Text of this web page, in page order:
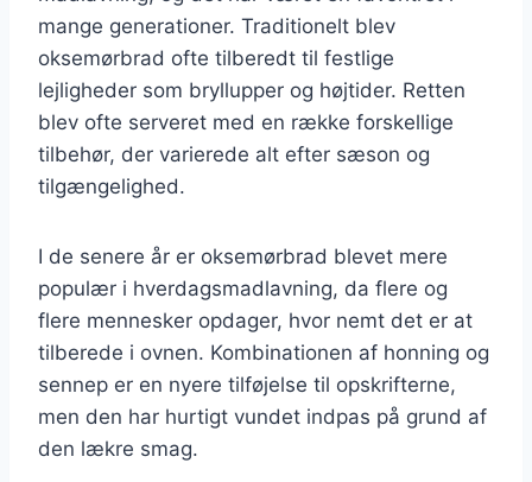
mange generationer. Traditionelt blev
oksemørbrad ofte tilberedt til festlige
lejligheder som bryllupper og højtider. Retten
blev ofte serveret med en række forskellige
tilbehør, der varierede alt efter sæson og
tilgængelighed.
I de senere år er oksemørbrad blevet mere
populær i hverdagsmadlavning, da flere og
flere mennesker opdager, hvor nemt det er at
tilberede i ovnen. Kombinationen af honning og
sennep er en nyere tilføjelse til opskrifterne,
men den har hurtigt vundet indpas på grund af
den lækre smag.